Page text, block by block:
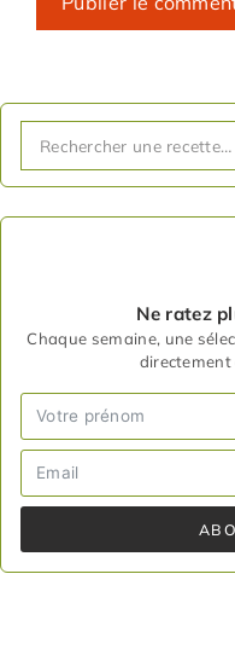
Ne ratez
Chaque semaine, une
directement